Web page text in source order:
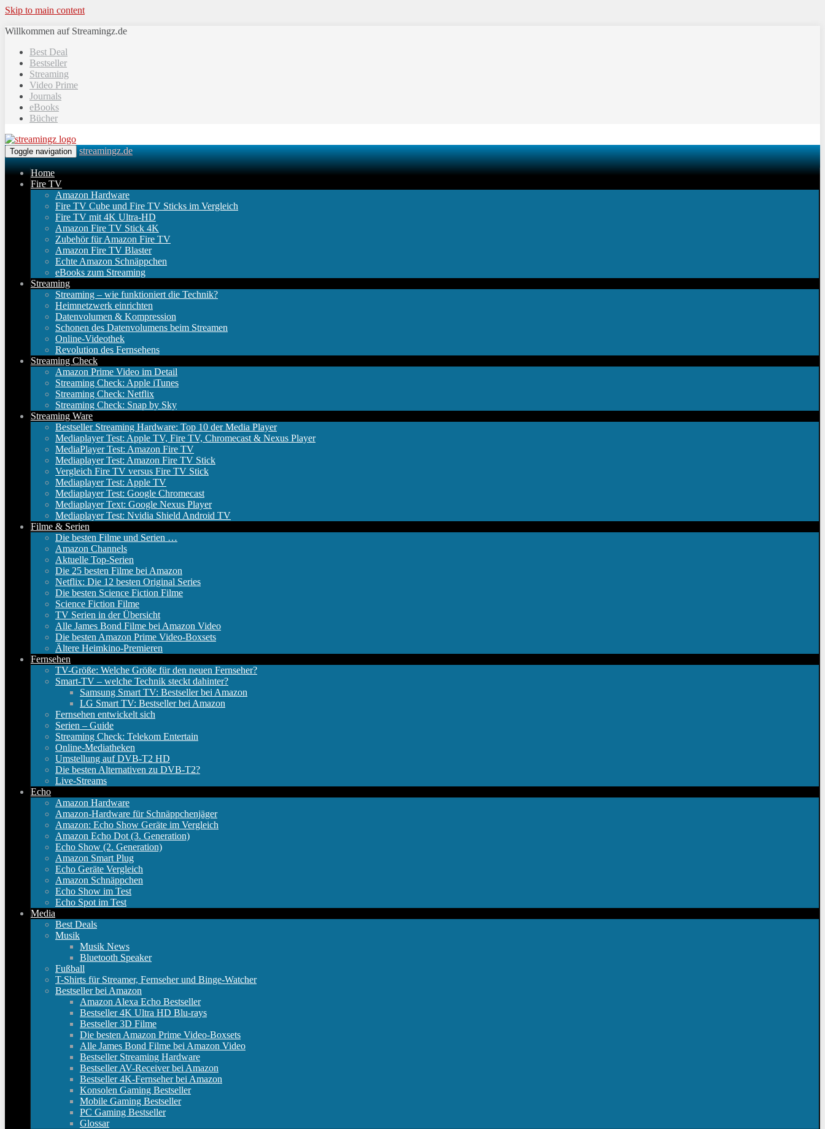
Skip to main content
Willkommen auf Streamingz.de
Best Deal
Bestseller
Streaming
Video Prime
Journals
eBooks
Bücher
Toggle navigation streamingz.de
Home
Fire TV
Amazon Hardware
Fire TV Cube und Fire TV Sticks im Vergleich
Fire TV mit 4K Ultra-HD
Amazon Fire TV Stick 4K
Zubehör für Amazon Fire TV
Amazon Fire TV Blaster
Echte Amazon Schnäppchen
eBooks zum Streaming
Streaming
Streaming – wie funktioniert die Technik?
Heimnetzwerk einrichten
Datenvolumen & Kompression
Schonen des Datenvolumens beim Streamen
Online-Videothek
Revolution des Fernsehens
Streaming Check
Amazon Prime Video im Detail
Streaming Check: Apple iTunes
Streaming Check: Netflix
Streaming Check: Snap by Sky
Streaming Ware
Bestseller Streaming Hardware: Top 10 der Media Player
Mediaplayer Test: Apple TV, Fire TV, Chromecast & Nexus Player
MediaPlayer Test: Amazon Fire TV
Mediaplayer Test: Amazon Fire TV Stick
Vergleich Fire TV versus Fire TV Stick
Mediaplayer Test: Apple TV
Mediaplayer Test: Google Chromecast
Mediaplayer Text: Google Nexus Player
Mediaplayer Test: Nvidia Shield Android TV
Filme & Serien
Die besten Filme und Serien …
Amazon Channels
Aktuelle Top-Serien
Die 25 besten Filme bei Amazon
Netflix: Die 12 besten Original Series
Die besten Science Fiction Filme
Science Fiction Filme
TV Serien in der Übersicht
Alle James Bond Filme bei Amazon Video
Die besten Amazon Prime Video-Boxsets
Ältere Heimkino-Premieren
Fernsehen
TV-Größe: Welche Größe für den neuen Fernseher?
Smart-TV – welche Technik steckt dahinter?
Samsung Smart TV: Bestseller bei Amazon
LG Smart TV: Bestseller bei Amazon
Fernsehen entwickelt sich
Serien – Guide
Streaming Check: Telekom Entertain
Online-Mediatheken
Umstellung auf DVB-T2 HD
Die besten Alternativen zu DVB-T2?
Live-Streams
Echo
Amazon Hardware
Amazon-Hardware für Schnäppchenjäger
Amazon: Echo Show Geräte im Vergleich
Amazon Echo Dot (3. Generation)
Echo Show (2. Generation)
Amazon Smart Plug
Echo Geräte Vergleich
Amazon Schnäppchen
Echo Show im Test
Echo Spot im Test
Media
Best Deals
Musik
Musik News
Bluetooth Speaker
Fußball
T-Shirts für Streamer, Fernseher und Binge-Watcher
Bestseller bei Amazon
Amazon Alexa Echo Bestseller
Bestseller 4K Ultra HD Blu-rays
Bestseller 3D Filme
Die besten Amazon Prime Video-Boxsets
Alle James Bond Filme bei Amazon Video
Bestseller Streaming Hardware
Bestseller AV-Receiver bei Amazon
Bestseller 4K-Fernseher bei Amazon
Konsolen Gaming Bestseller
Mobile Gaming Bestseller
PC Gaming Bestseller
Glossar